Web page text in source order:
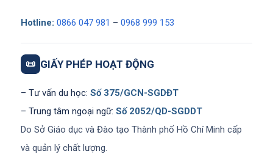
Hotline: 0866 047 981 – 0968 999 153
📜 GIẤY PHÉP HOẠT ĐỘNG
– Tư vấn du học: Số 375/GCN-SGDĐT
– Trung tâm ngoại ngữ: Số 2052/QD-SGDDT
Do Sở Giáo dục và Đào tạo Thành phố Hồ Chí Minh cấp
và quản lý chất lượng.